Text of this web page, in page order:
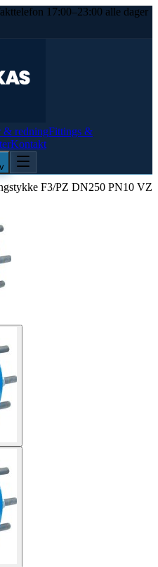
17:00–23:00 alle dager
& redningFittings &
Kontakt
F3/PZ DN250 PN10 VZ